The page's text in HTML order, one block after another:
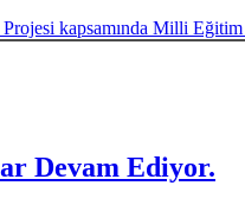
kapsamında Milli
Devam Ediyor.